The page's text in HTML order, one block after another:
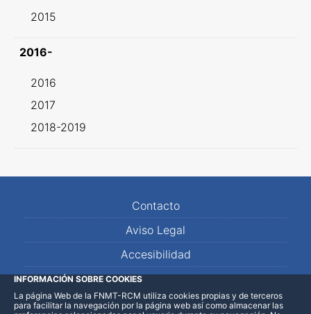
2015
2016-
2016
2017
2018-2019
Contacto
Aviso Legal
Accesibilidad
Mapa Web
INFORMACIÓN SOBRE COOKIES
La página Web de la FNMT-RCM utiliza cookies propias y de terceros
para facilitar la navegación por la página web así como almacenar las